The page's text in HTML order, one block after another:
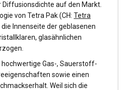
Diffusionsdichte auf den Markt.
von Tetra Pak (CH: Tetra
die Innenseite der geblasenen
glasähnlichen
Gas-, Sauerstoff-
sowie einen
Weil sich die